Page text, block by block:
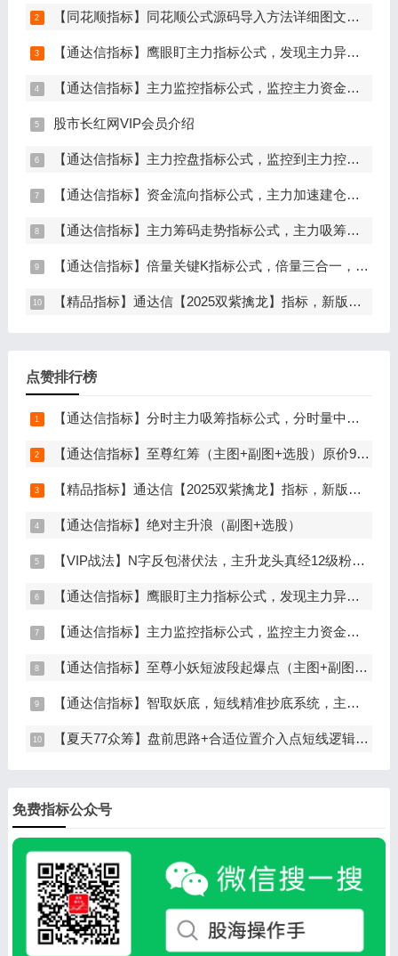
【同花顺指标】同花顺公式源码导入方法详细图文教程
【通达信指标】鹰眼盯主力指标公式，发现主力异动资金（副图+选股）
【通达信指标】主力监控指标公式，监控主力资金和筹码异动（副图+选股）
股市长红网VIP会员介绍
【通达信指标】主力控盘指标公式，监控到主力控盘时间越长，后期爆发力越大（副图+选股）
【通达信指标】资金流向指标公式，主力加速建仓（副图+选股）
【通达信指标】主力筹码走势指标公式，主力吸筹，筹码集中度解析，挖掘大资金信号（副图+选股）
【通达信指标】倍量关键K指标公式，倍量三合一，关键起涨K线（主图+副图+选股）
【精品指标】通达信【2025双紫擒龙】指标，新版主图、副图、选股，主力吸筹套装，手机电脑通达信通用
点赞排行榜
【通达信指标】分时主力吸筹指标公式，分时量中显主力（分时副图）
【通达信指标】至尊红筹（主图+副图+选股）原价9999元的全套指标
【精品指标】通达信【2025双紫擒龙】指标，新版主图、副图、选股，主力吸筹套装，手机电脑通达信通用
【通达信指标】绝对主升浪（副图+选股）
【VIP战法】N字反包潜伏法，主升龙头真经12级粉丝专属战法，节点潜伏
【通达信指标】鹰眼盯主力指标公式，发现主力异动资金（副图+选股）
【通达信指标】主力监控指标公式，监控主力资金和筹码异动（副图+选股）
【通达信指标】至尊小妖短波段起爆点（主图+副图+选股）
【通达信指标】智取妖底，短线精准抄底系统，主做未来上涨大波段
【夏天77众筹】盘前思路+合适位置介入点短线逻辑分享
免费指标公众号